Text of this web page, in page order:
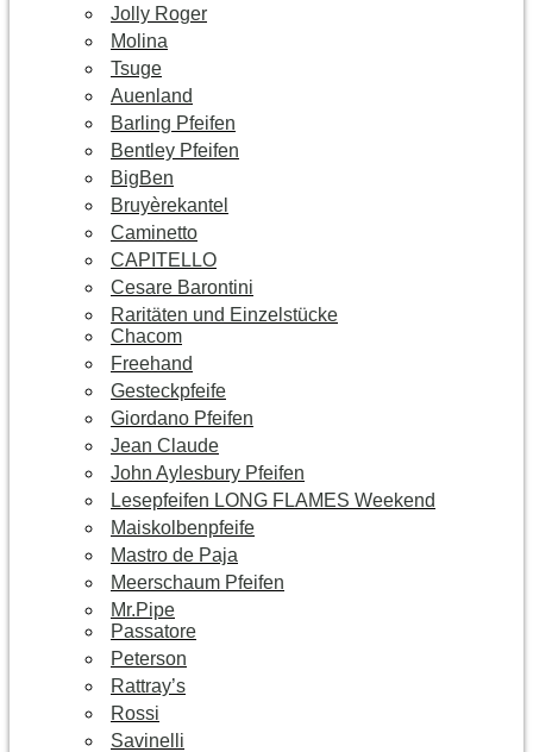
Jolly Roger
Molina
Tsuge
Auenland
Barling Pfeifen
Bentley Pfeifen
BigBen
Bruyèrekantel
Caminetto
CAPITELLO
Cesare Barontini
Raritäten und Einzelstücke
Chacom
Freehand
Gesteckpfeife
Giordano Pfeifen
Jean Claude
John Aylesbury Pfeifen
Lesepfeifen LONG FLAMES Weekend
Maiskolbenpfeife
Mastro de Paja
Meerschaum Pfeifen
Mr.Pipe
Passatore
Peterson
Rattray’s
Rossi
Savinelli